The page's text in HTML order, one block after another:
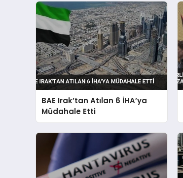
BAE Irak’tan Atılan 6 İHA’ya
Müdahale Etti